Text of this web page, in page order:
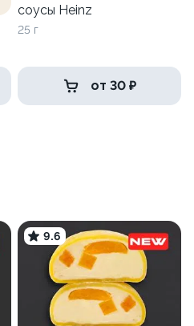
соусы Heinz
25 г
от 30 ₽
9.6